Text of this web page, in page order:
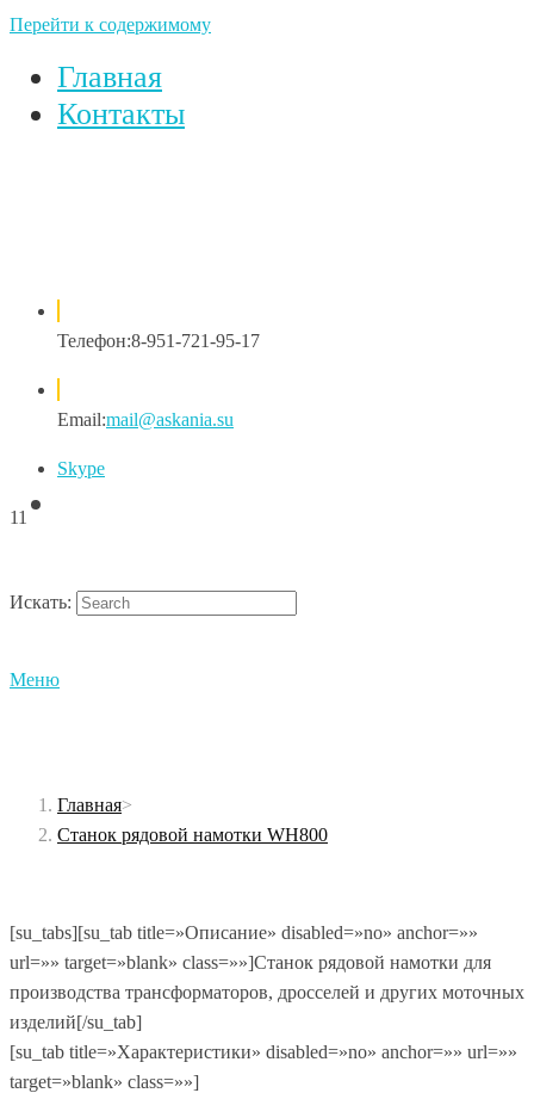
Перейти к содержимому
Главная
Контакты
Телефон:8-951-721-95-17
Email:mail@askania.su
Skype
11
Искать:
Меню
Главная>
Станок рядовой намотки WH800
[su_tabs][su_tab title=»Описание» disabled=»no» anchor=»»
url=»» target=»blank» class=»»]Станок рядовой намотки для
производства трансформаторов, дросселей и других моточных
изделий[/su_tab]
[su_tab title=»Характеристики» disabled=»no» anchor=»» url=»»
target=»blank» class=»»]